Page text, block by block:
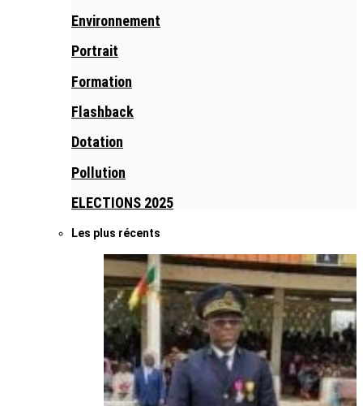
Environnement
Portrait
Formation
Flashback
Dotation
Pollution
ELECTIONS 2025
Les plus récents